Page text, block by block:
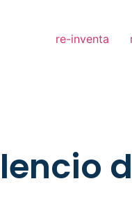
re-inventa